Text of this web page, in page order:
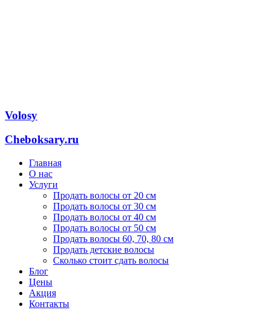
Volosy
Cheboksary.ru
Главная
О нас
Услуги
Продать волосы от 20 см
Продать волосы от 30 см
Продать волосы от 40 см
Продать волосы от 50 см
Продать волосы 60, 70, 80 см
Продать детские волосы
Сколько стоит сдать волосы
Блог
Цены
Акция
Контакты